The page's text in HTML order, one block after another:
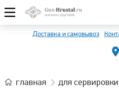
Доставка и самовывоз
главная для